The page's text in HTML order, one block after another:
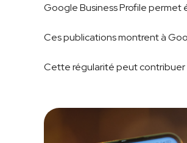
Google Business Profile permet
Ces publications montrent à
Cette régularité peut contribuer